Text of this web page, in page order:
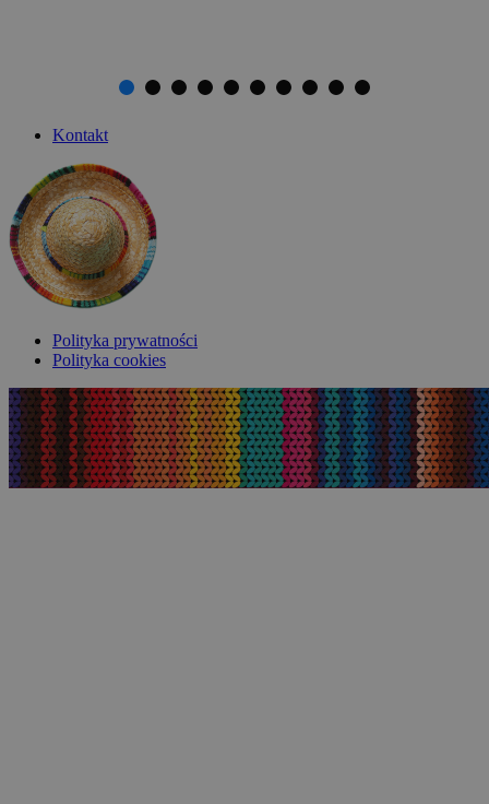
Kontakt
Polityka prywatności
Polityka cookies